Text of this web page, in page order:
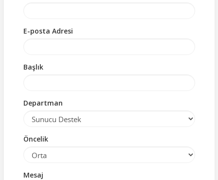
E-posta Adresi
Başlık
Departman
Öncelik
Mesaj